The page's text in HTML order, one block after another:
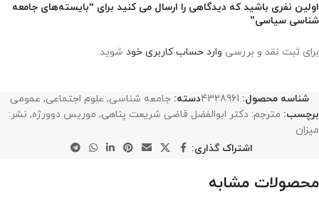
اولین نفری باشید که دیدگاهی را ارسال می کنید برای “بایسته‌های جامعه
شناسی سیاسی”
برای ثبت نقد و بررسی وارد حساب کاربری خود شوید.
شناسه محصول: 4328961دسته: جامعه شناسی, علوم اجتماعی, عمومی
برچسب: مترجم: دکتر ابوالفضل قاضی شریعت پناهی, موریس دوورژه, نشر:
میزان
اشتراک گذاری:
محصولات مشابه